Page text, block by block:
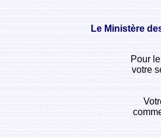
Le Ministère
Pour
votre